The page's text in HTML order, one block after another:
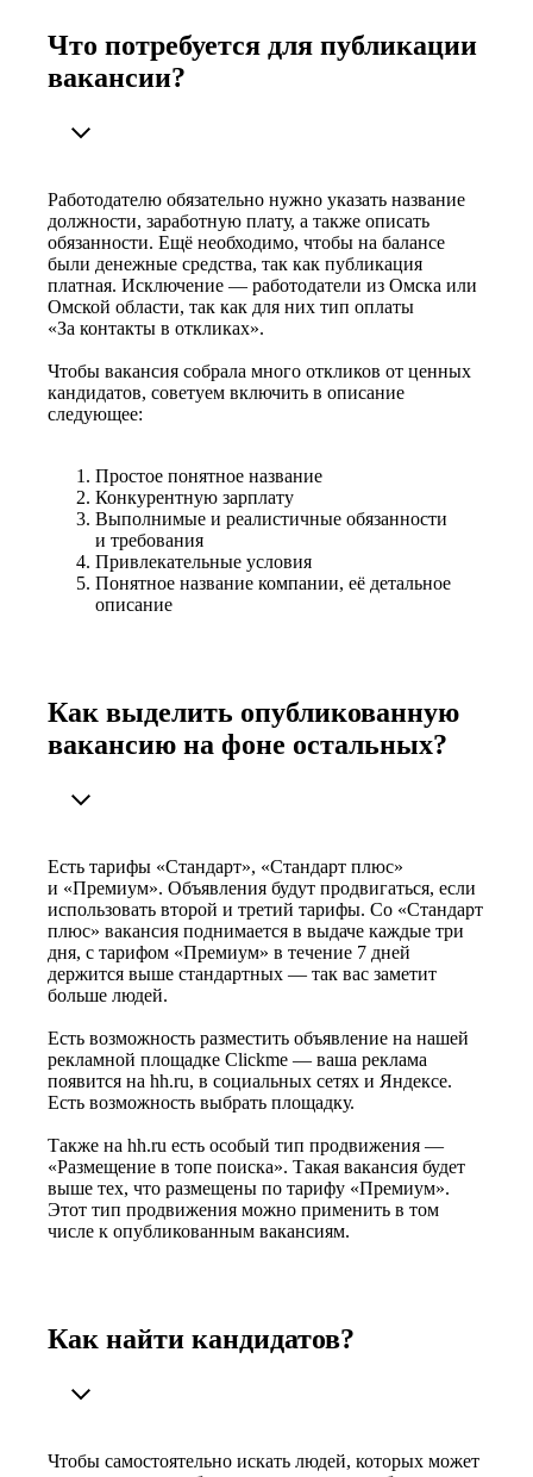
Что потребуется для публикации
вакансии?
Работодателю обязательно нужно указать название
должности, заработную плату, а также описать
обязанности. Ещё необходимо, чтобы на балансе
были денежные средства, так как публикация
платная. Исключение — работодатели из Омска или
Омской области, так как для них тип оплаты
«За контакты в откликах».
Чтобы вакансия собрала много откликов от ценных
кандидатов, советуем включить в описание
следующее:
Простое понятное название
Конкурентную зарплату
Выполнимые и реалистичные обязанности
и требования
Привлекательные условия
Понятное название компании, её детальное
описание
Как выделить опубликованную
вакансию на фоне остальных?
Есть тарифы «Стандарт», «Стандарт плюс»
и «Премиум». Объявления будут продвигаться, если
использовать второй и третий тарифы. Со «Стандарт
плюс» вакансия поднимается в выдаче каждые три
дня, с тарифом «Премиум» в течение 7 дней
держится выше стандартных — так вас заметит
больше людей.
Есть возможность разместить объявление на нашей
рекламной площадке Clickme — ваша реклама
появится на hh.ru, в социальных сетях и Яндексе.
Есть возможность выбрать площадку.
Также на hh.ru есть особый тип продвижения —
«Размещение в топе поиска». Такая вакансия будет
выше тех, что размещены по тарифу «Премиум».
Этот тип продвижения можно применить в том
числе к опубликованным вакансиям.
Как найти кандидатов?
Чтобы самостоятельно искать людей, которых может